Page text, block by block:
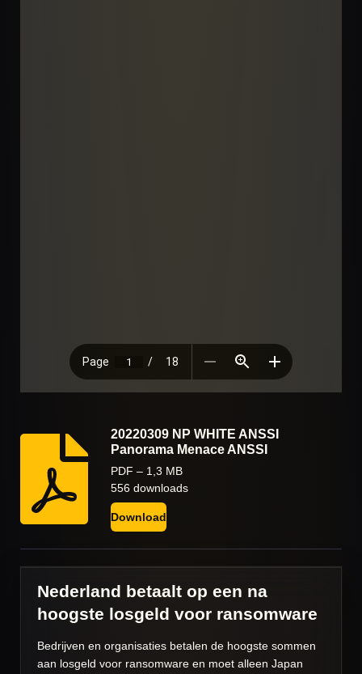
20220309 NP WHITE ANSSI
Panorama Menace ANSSI
PDF – 1,3 MB
556 downloads
Download
Nederland betaalt op een na
hoogste losgeld voor ransomware
Bedrijven en organisaties betalen de hoogste sommen
aan losgeld voor ransomware en moet alleen Japan